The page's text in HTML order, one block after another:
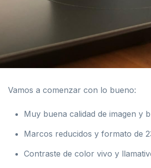
Vamos a comenzar con lo bueno:
Muy buena calidad de imagen y
Marcos reducidos y formato de
Contraste de color vivo y